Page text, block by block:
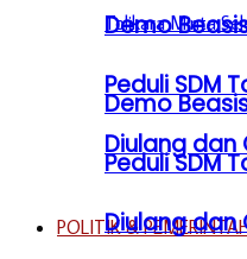
Demo
Peduli SDM
Diulang dan
POLITIK &
Demo
Peduli SDM
Diulang dan